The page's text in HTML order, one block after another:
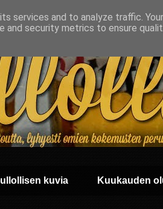
kuvia Kuukauden
services and to analyze traffic.
and security metrics to ensure